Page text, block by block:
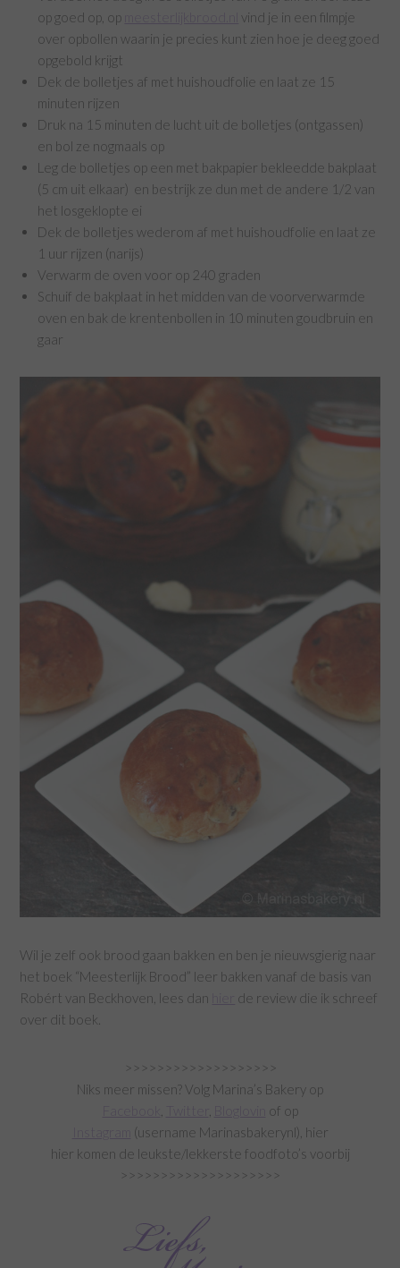
op goed op, op
vind je in een filmpje
over opbollen waarin je precies kunt zien hoe je deeg goed
opgebold krijgt
Dek de bolletjes af met huishoudfolie en laat ze 15
minuten rijzen
Druk na 15 minuten de lucht uit de bolletjes (ontgassen)
en bol ze nogmaals op
Leg de bolletjes op een met bakpapier bekleedde bakplaat
(5 cm uit elkaar) en bestrijk ze dun met de andere 1/2 van
het losgeklopte ei
Dek de bolletjes wederom af met huishoudfolie en laat ze
1 uur rijzen (narijs)
Verwarm de oven voor op 240 graden
Schuif de bakplaat in het midden van de voorverwarmde
oven en bak de krentenbollen in 10 minuten goudbruin en
gaar
Wil je zelf ook brood gaan bakken en ben je nieuwsgierig naar
het boek “Meesterlijk Brood” leer bakken vanaf de basis van
Robért van Beckhoven, lees dan
de review die ik schreef
over dit boek.
>>>>>>>>>>>>>>>>>>>
Niks meer missen? Volg Marina’s Bakery op
Bloglovin
of op
Instagram
(username Marinasbakerynl), hier
hier komen de leukste/lekkerste foodfoto’s voorbij
>>>>>>>>>>>>>>>>>>>>